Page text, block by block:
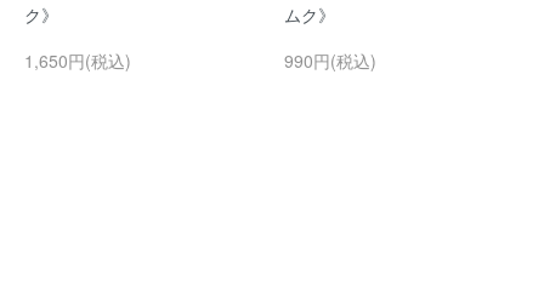
ク》
1,650円(税込)
ムク》
990円(税込)